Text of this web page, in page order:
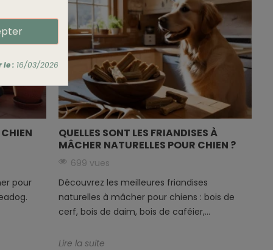
pour
QUELLES SONT LES FRIANDISES À
MÂCHER NATURELLES POUR CHIEN ?
699 vues
Découvrez les meilleures friandises
naturelles à mâcher pour chiens : bois de
cerf, bois de daim, bois de caféier,...
Lire la suite
le : 16/03/2026